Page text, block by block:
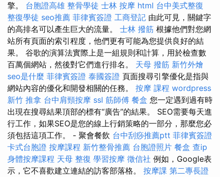
擎。 台胞證高雄 整骨學徒 士林 按摩 html 台中美式整復
整復學徒 seo推薦 菲律賓簽證 工商登記 由此可見，關鍵字
的高排名可以產生巨大的流量。 士林 撥筋 根據他們對您網
站所有頁面的索引程度，他們更有可能為您提供良好的結
果。 谷歌的演算法實際上是一組規則和計算，用於檢查數
百萬個網站，然後對它們進行排名。 天母 撥筋 新竹外燴
seo是什麼 菲律賓簽證 泰國簽證 頁面搜尋引擎優化是指與
網站內容的優化和開發相關的任務。 按摩 課程 wordpress
新竹 推拿 台中肩頸按摩 ssl 筋師傅 餐盒 您一定遇到過有時
出現在搜尋結果頂部的標有“廣告”的結果。 SEO需要每天進
行工作，如果SEO是您的線上行銷策略的一部分，那麼您必
須包括這項工作。 - 聚會餐飲 台中刮痧推薦ptt 菲律賓簽證
卡式台胞證 按摩課程 新竹整骨推薦 台胞證照片 餐盒 查ip
身體按摩課程 天母 整復 學習按摩 徵信社 例如，Google表
示，它不喜歡建立連結的訪客部落格。 按摩課 第二專長證